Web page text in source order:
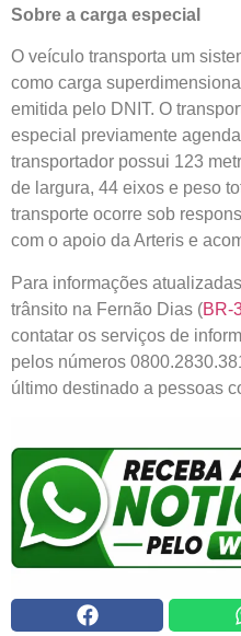
Sobre a carga especial
O veículo transporta um
como carga
emitida pelo DNIT. O
especial previamente
transportador possui 123
de largura, 44 eixos e peso
transporte ocorre sob
com o apoio da Arteris e
Para informações
trânsito na Fernão Dias (BR-
contatar os serviços de
pelos números
último destinado a pessoas